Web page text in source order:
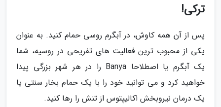
ترکی!
پس از آن همه کاوش، در آبگرم روسی حمام کنید. به عنوان
یکی از محبوب ترین فعالیت های تفریحی در روسیه، شما
یک آبگرم یا اصطلاحا Banya را در هر شهر بزرگی پیدا
خواهید کرد و می توانید خود را با یک حمام بخار سنتی یا
یک درمان نیروبخش اکالیپتوس از تنش را رها کنید.